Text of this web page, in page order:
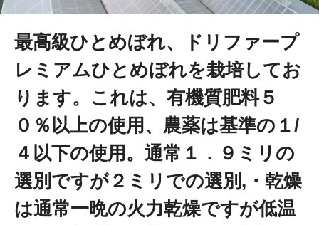
最高級ひとめぼれ、ドリファープ
レミアムひとめぼれを栽培してお
ります。これは、有機質肥料５
０％以上の使用、農薬は基準の１/
４以下の使用。通常１．９ミリの
選別ですが２ミリでの選別,・乾燥
は通常一晩の火力乾燥ですが低温